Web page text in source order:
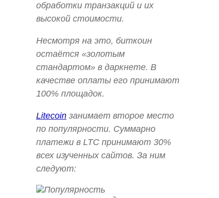
обработки транзакций и их
высокой стоимости.
Несмотря на это, биткоин
остаётся «золотым
стандартом» в даркнете. В
качестве оплаты его принимают
100% площадок.
Litecoin занимает второе место
по популярности. Суммарно
платежи в LTC принимают 30%
всех изученных сайтов. За ним
следуют: